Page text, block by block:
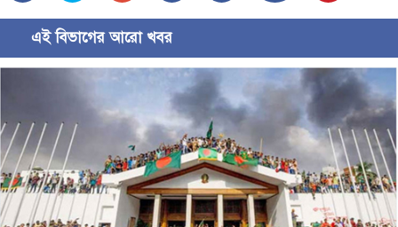
এই বিভাগের আরো খবর